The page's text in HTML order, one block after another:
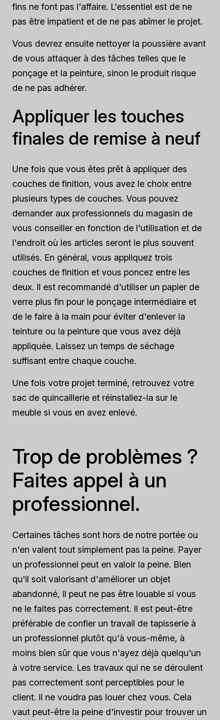
fins ne font pas l'affaire. L'essentiel est de ne
pas être impatient et de ne pas abîmer le projet.
Vous devrez ensuite nettoyer la poussière avant
de vous attaquer à des tâches telles que le
ponçage et la peinture, sinon le produit risque
de ne pas adhérer.
Appliquer les touches
finales de remise à neuf
Une fois que vous êtes prêt à appliquer des
couches de finition, vous avez le choix entre
plusieurs types de couches. Vous pouvez
demander aux professionnels du magasin de
vous conseiller en fonction de l'utilisation et de
l'endroit où les articles seront le plus souvent
utilisés. En général, vous appliquez trois
couches de finition et vous poncez entre les
deux. Il est recommandé d'utiliser un papier de
verre plus fin pour le ponçage intermédiaire et
de le faire à la main pour éviter d'enlever la
teinture ou la peinture que vous avez déjà
appliquée. Laissez un temps de séchage
suffisant entre chaque couche.
Une fois votre projet terminé, retrouvez votre
sac de quincaillerie et réinstallez-la sur le
meuble si vous en avez enlevé.
Trop de problèmes ?
Faites appel à un
professionnel.
Certaines tâches sont hors de notre portée ou
n'en valent tout simplement pas la peine. Payer
un professionnel peut en valoir la peine. Bien
qu'il soit valorisant d'améliorer un objet
abandonné, il peut ne pas être louable si vous
ne le faites pas correctement. Il est peut-être
préférable de confier un travail de tapisserie à
un professionnel plutôt qu'à vous-même, à
moins bien sûr que vous n'ayez déjà quelqu'un
à votre service. Les travaux qui ne se déroulent
pas correctement sont perceptibles pour le
client. Il ne voudra pas louer chez vous. Cela
vaut peut-être la peine d'investir pour trouver un